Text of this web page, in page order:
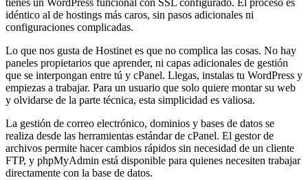
tienes un WordPress funcional con SSL configurado. El proceso es
idéntico al de hostings más caros, sin pasos adicionales ni
configuraciones complicadas.
Lo que nos gusta de Hostinet es que no complica las cosas. No hay
paneles propietarios que aprender, ni capas adicionales de gestión
que se interpongan entre tú y cPanel. Llegas, instalas tu WordPress y
empiezas a trabajar. Para un usuario que solo quiere montar su web
y olvidarse de la parte técnica, esta simplicidad es valiosa.
La gestión de correo electrónico, dominios y bases de datos se
realiza desde las herramientas estándar de cPanel. El gestor de
archivos permite hacer cambios rápidos sin necesidad de un cliente
FTP, y phpMyAdmin está disponible para quienes necesiten trabajar
directamente con la base de datos.